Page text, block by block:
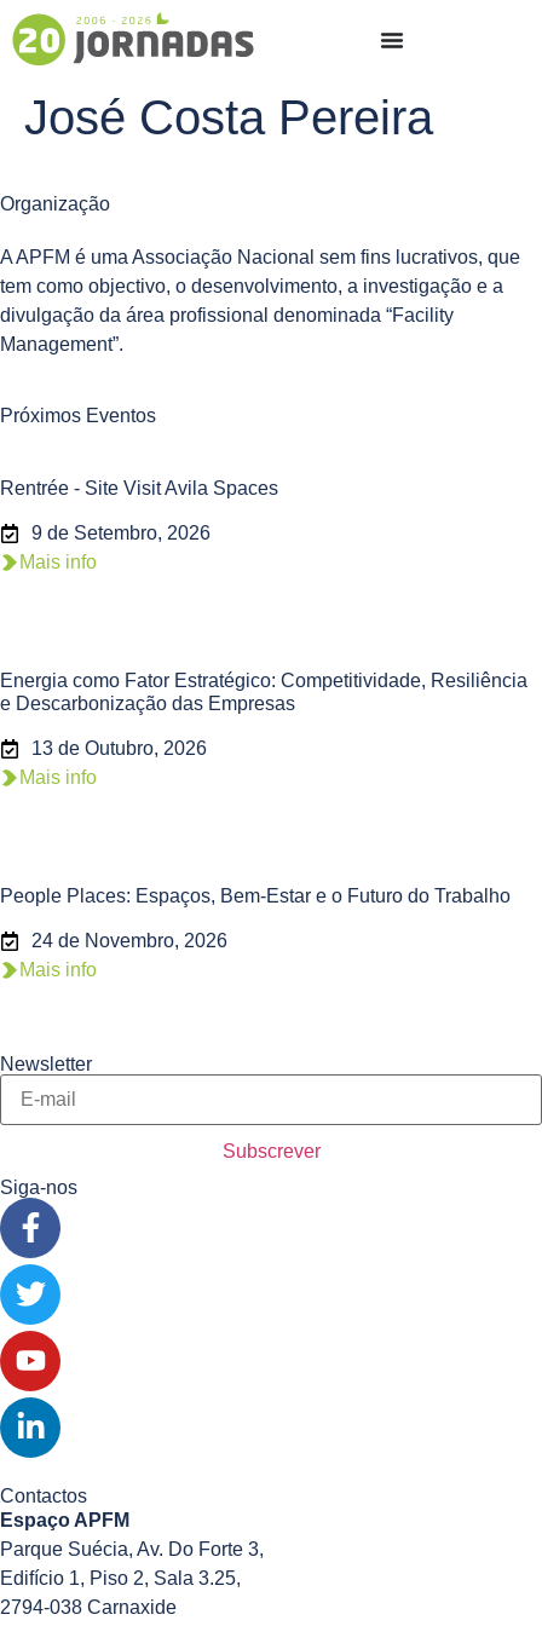
José Costa Pereira
Organização
A APFM é uma Associação Nacional sem fins lucrativos, que
tem como objectivo, o desenvolvimento, a investigação e a
divulgação da área profissional denominada “Facility
Management”.
Próximos Eventos
Rentrée - Site Visit Avila Spaces
9 de Setembro, 2026
Mais info
Energia como Fator Estratégico: Competitividade, Resiliência
e Descarbonização das Empresas
13 de Outubro, 2026
Mais info
People Places: Espaços, Bem-Estar e o Futuro do Trabalho
24 de Novembro, 2026
Mais info
Newsletter
Siga-nos
Contactos
Espaço APFM
Parque Suécia, Av. Do Forte 3,
Edifício 1, Piso 2, Sala 3.25,
2794-038 Carnaxide